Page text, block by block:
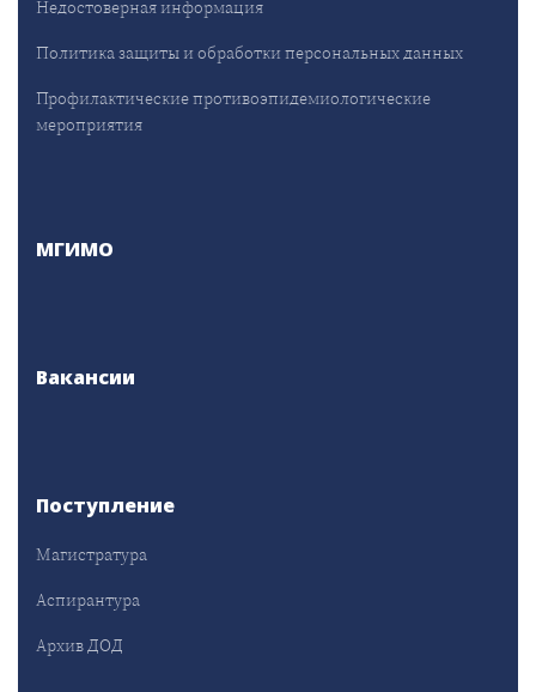
Недостоверная информация
Политика защиты и обработки персональных данных
Профилактические противоэпидемиологические
мероприятия
МГИМО
Вакансии
Поступление
Магистратура
Аспирантура
Архив ДОД